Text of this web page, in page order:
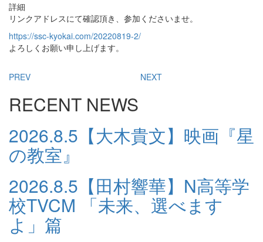
詳細
リンクアドレスにて確認頂き、参加くださいませ。
https://ssc-kyokai.com/20220819-2/
よろしくお願い申し上げます。
PREV NEXT
RECENT NEWS
2026.8.5 【大木貴文】映画『星
の教室』
2026.8.5 【田村響華】N高等学
校TVCM 「未来、選べます
よ」篇